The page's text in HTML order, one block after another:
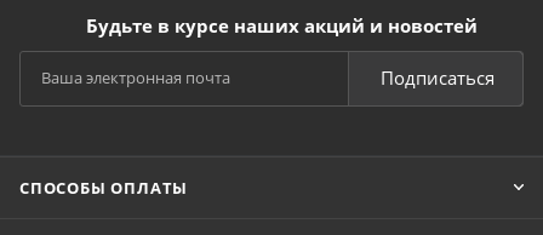
Будьте в курсе наших акций и новостей
Подписаться
СПОСОБЫ ОПЛАТЫ